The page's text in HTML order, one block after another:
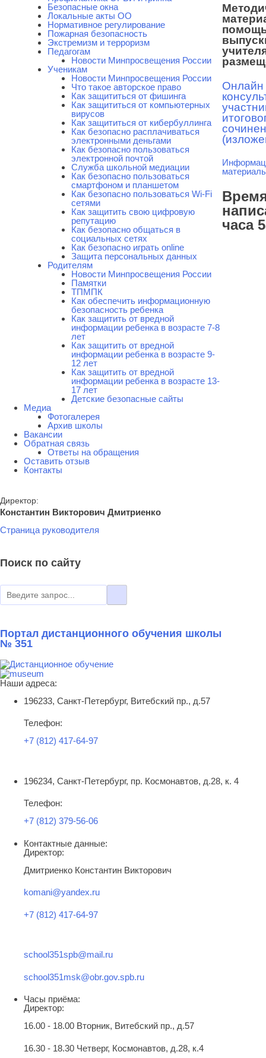
Безопасные окна
Локальные акты ОО
Нормативное регулирование
Пожарная безопасность
Экстремизм и терроризм
Педагогам
Новости Минпросвещения России
Ученикам
Новости Минпросвещения России
Что такое авторское право
Как защититься от фишинга
Как защититься от компьютерных
вирусов
Как защититься от кибербуллинга
Как безопасно расплачиваться
электронными деньгами
Как безопасно пользоваться
электронной почтой
Служба школьной медиации
Как безопасно пользоваться
смартфоном и планшетом
Как безопасно пользоваться Wi-Fi
сетями
Как защитить свою цифровую
репутацию
Как безопасно общаться в
социальных сетях
Как безопасно играть online
Защита персональных данных
Родителям
Новости Минпросвещения России
Памятки
ТПМПК
Как обеспечить информационную
безопасность ребенка
Как защитить от вредной
информации ребенка в возрасте 7-8
лет
Как защитить от вредной
информации ребенка в возрасте 9-
12 лет
Как защитить от вредной
информации ребенка в возрасте 13-
17 лет
Детские безопасные сайты
Медиа
Фотогалерея
Архив школы
Вакансии
Обратная связь
Ответы на обращения
Оставить отзыв
Контакты
Директор:
Константин Викторович Дмитриенко
Страница руководителя
Поиск по сайту
Портал дистанционного обучения школы
№ 351
Онлайн
часа
Наши адреса:
196233, Санкт-Петербург, Витебский пр., д.57
Телефон:
+7 (812) 417-64-97
196234, Санкт-Петербург, пр. Космонавтов, д.28, к. 4
Телефон:
+7 (812) 379-56-06
Контактные данные:
Директор:
Дмитриенко Константин Викторович
komani@yandex.ru
+7 (812) 417-64-97
school351spb@mail.ru
school351msk@obr.gov.spb.ru
Часы приёма:
Директор:
16.00 - 18.00 Вторник, Витебский пр., д.57
16.30 - 18.30 Четверг, Космонавтов, д.28, к.4